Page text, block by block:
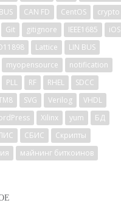
CAN FD CentOS
crypto
Git gitignore IEEE1685
iOS
Lattice
LIN BUS
myopensource
notification
PLL RF RHEL
SDCC
SVG Verilog
VHDL
Xilinx yum
БД
СБИС
Скрипты
майнинг биткоинов